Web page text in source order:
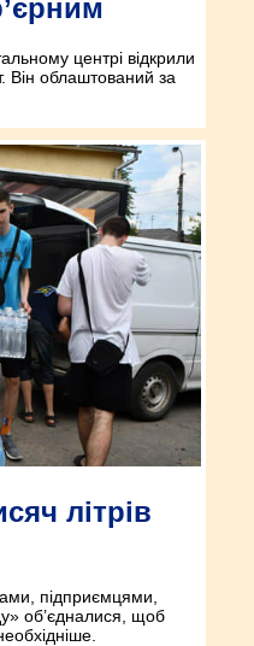
центрі відкрили
Він облаштований за
літрів
підприємцями,
об’єдналися, щоб